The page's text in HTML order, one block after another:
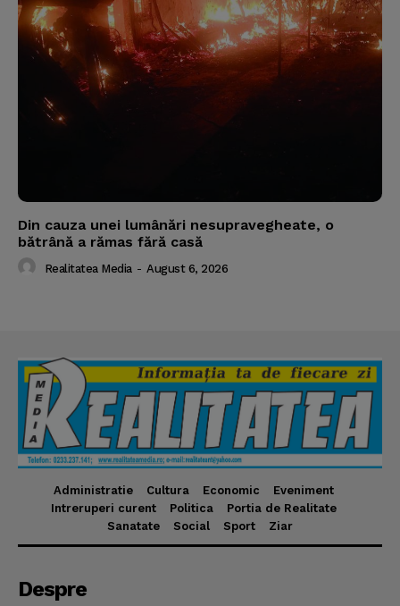
Din cauza unei lumânări nesupravegheate, o
bătrână a rămas fără casă
Realitatea Media - August 6, 2026
Administratie Cultura Economic
Eveniment
Intreruperi curent
Politica
Portia de Realitate
Sanatate
Social Sport Ziar
Despre